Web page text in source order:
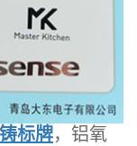
标牌，铝氧